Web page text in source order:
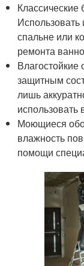
Использовать
спальне или
ремонта
защитным
лишь
использовать
Моющиеся
влажность
помощи